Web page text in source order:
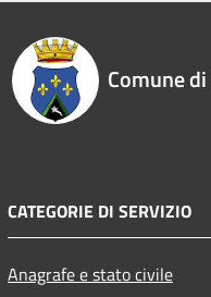
Comune
CATEGORIE DI SERVIZIO
Anagrafe e stato civile